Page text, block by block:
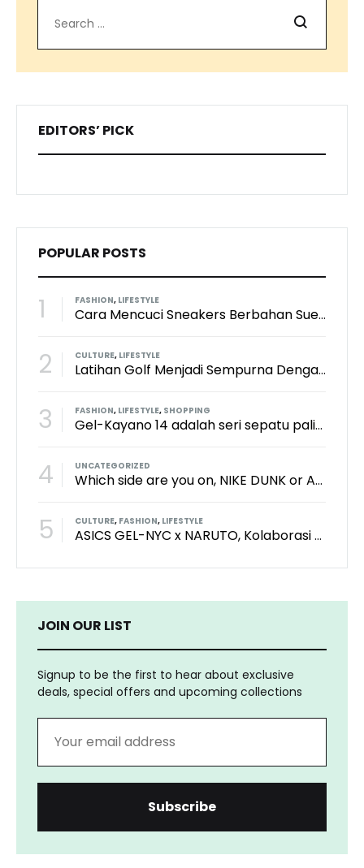
Search
EDITORS’ PICK
POPULAR POSTS
1 FASHION, LIFESTYLE
Cara Mencuci Sneakers Berbahan Suede: Aman Tanpa Merusak Tekstur
2 CULTURE, LIFESTYLE
Latihan Golf Menjadi Sempurna Dengan Kith x TaylorMade x Perfect Practice Putting Mat
3 FASHION, LIFESTYLE, SHOPPING
Gel-Kayano 14 adalah seri sepatu paling keren dari brand Asics?
4 UNCATEGORIZED
Which side are you on, NIKE DUNK or ADIDAS SAMBA?
5 CULTURE, FASHION, LIFESTYLE
ASICS GEL-NYC x NARUTO, Kolaborasi Yang Bikin Wibu Seneng!
JOIN OUR LIST
Signup to be the first to hear about exclusive
deals, special offers and upcoming collections